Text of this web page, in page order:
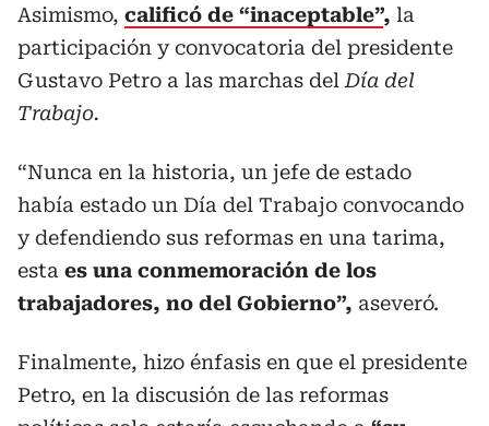
Asimismo, calificó de “inaceptable”, la
participación y convocatoria del presidente
Gustavo Petro a las marchas del Día del
Trabajo.
“Nunca en la historia, un jefe de estado
había estado un Día del Trabajo convocando
y defendiendo sus reformas en una tarima,
esta es una conmemoración de los
trabajadores, no del Gobierno”, aseveró.
Finalmente, hizo énfasis en que el presidente
Petro, en la discusión de las reformas